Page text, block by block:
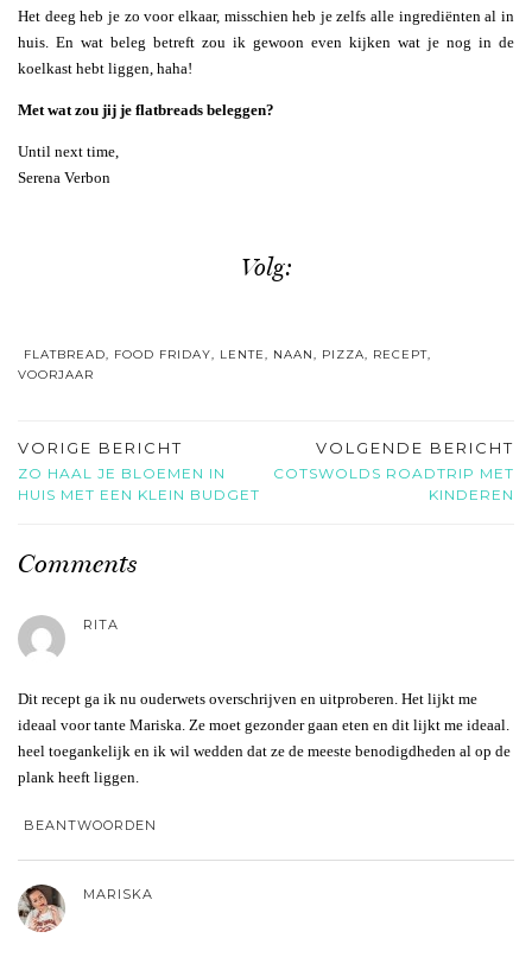
Het deeg heb je zo voor elkaar, misschien heb je zelfs alle ingrediënten al in
huis. En wat beleg betreft zou ik gewoon even kijken wat je nog in de
koelkast hebt liggen, haha!
Met wat zou jij je flatbreads beleggen?
Until next time,
Serena Verbon
Volg:
FLATBREAD, FOOD FRIDAY, LENTE, NAAN, PIZZA, RECEPT,
VOORJAAR
VORIGE BERICHT
ZO HAAL JE BLOEMEN IN
HUIS MET EEN KLEIN BUDGET
VOLGENDE BERICHT
COTSWOLDS ROADTRIP MET
KINDEREN
Comments
RITA
Dit recept ga ik nu ouderwets overschrijven en uitproberen. Het lijkt me
ideaal voor tante Mariska. Ze moet gezonder gaan eten en dit lijkt me ideaal.
heel toegankelijk en ik wil wedden dat ze de meeste benodigdheden al op de
plank heeft liggen.
BEANTWOORDEN
MARISKA